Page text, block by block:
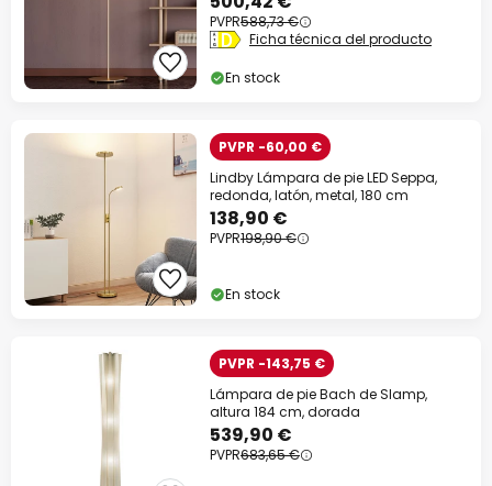
PVPR588,73 €
Ficha técnica del producto
En stock
PVPR -60,00 €
Lindby Lámpara de pie LED Seppa,
redonda, latón, metal, 180 cm
138,90 €
PVPR198,90 €
En stock
PVPR -143,75 €
Lámpara de pie Bach de Slamp,
altura 184 cm, dorada
539,90 €
PVPR683,65 €